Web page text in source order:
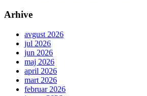
Arhive
avgust 2026
jul 2026
jun 2026
maj 2026
april 2026
mart 2026
februar 2026